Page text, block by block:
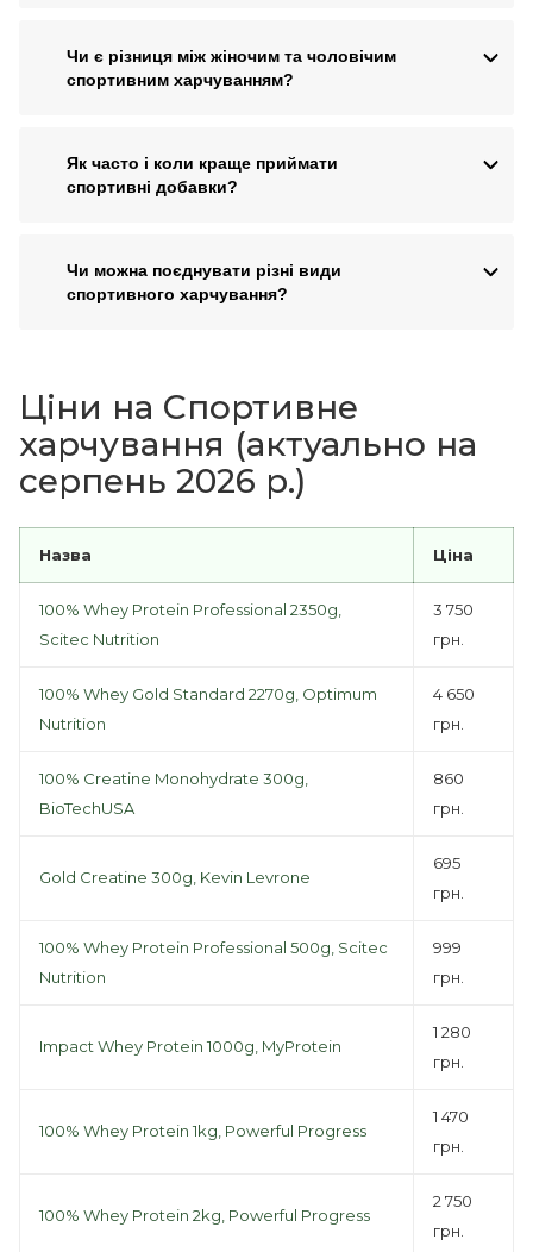
Чи є різниця між жіночим та чоловічим
спортивним харчуванням?
Як часто і коли краще приймати
спортивні добавки?
Чи можна поєднувати різні види
спортивного харчування?
Ціни на Спортивне
харчування (актуально на
серпень 2026 р.)
Назва Ціна
100% Whey Protein Professional 2350g,
Scitec Nutrition
3 750
грн.
100% Whey Gold Standard 2270g, Optimum
Nutrition
4 650
грн.
100% Creatine Monohydrate 300g,
BioTechUSA
860
грн.
Gold Creatine 300g, Kevin Levrone
695
грн.
100% Whey Protein Professional 500g, Scitec
Nutrition
999
грн.
Impact Whey Protein 1000g, MyProtein
1 280
грн.
100% Whey Protein 1kg, Powerful Progress
1 470
грн.
100% Whey Protein 2kg, Powerful Progress
2 750
грн.